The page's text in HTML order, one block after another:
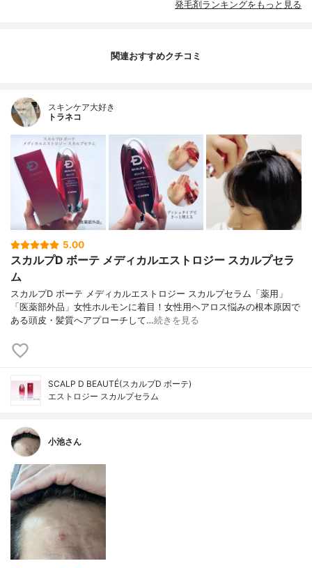
発毛剤ランキングをもっと見る
関連おすすめクチコミ
スキンケア大好き
トラネコ
5.00
スカルプD ボーテ メディカルエストロジー スカルプセラ
ム
スカルプD ボーテ メディカルエストロジー スカルプセラム「薬用」
「医薬部外品」女性ホルモンに着目！女性用ヘアロス悩みの根本原因で
ある頭皮・髪質へアプローチして…続きを見る
SCALP D BEAUTÉ(スカルプD ボーテ)
エストロジー スカルプセラム
小池さん